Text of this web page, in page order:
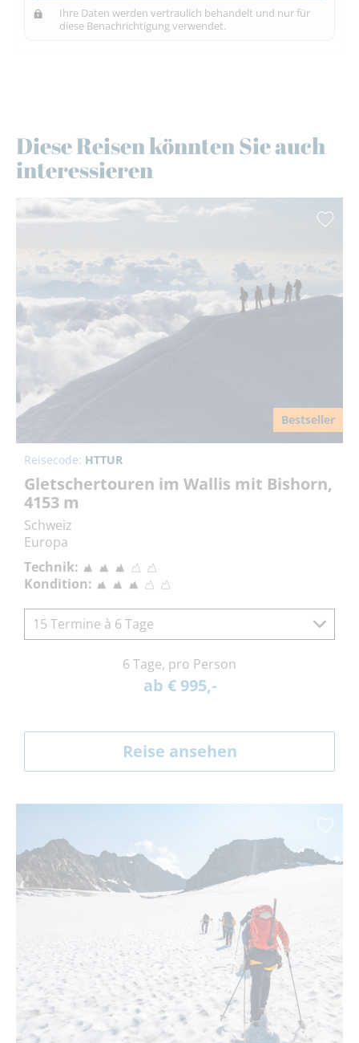
Ihre Daten werden vertraulich behandelt und nur für
diese Benachrichtigung verwendet.
Diese Reisen könnten Sie auch
interessieren
Bestseller
Reisecode: HTTUR
Gletschertouren im Wallis mit Bishorn,
4153 m
Schweiz
Europa
Technik:
Kondition:
15 Termine à 6 Tage
6 Tage, pro Person
ab € 995,-
Reise ansehen